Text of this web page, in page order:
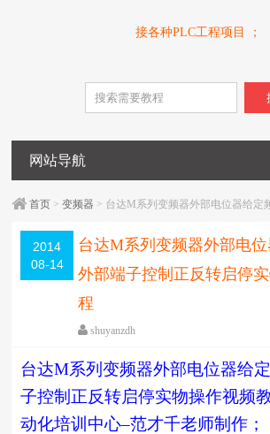
接各种PLC工程项目 ；
网站导航
首页 >变频器 > 台达M系列变频器外部电位器给定
2014
08-14
台达M系列变频器外部电位
外部端子控制正反转启停
程
shuyanzdh
围观6113次
已关闭评论
编辑日期：2018-05-11 字体：
台达M系列变频器外部电位器给
子控制正反转启停实物操作视频
动化培训中心–范才千老师制作；